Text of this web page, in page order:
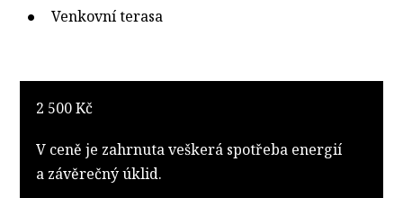
Venkovní terasa
2 500 Kč
V ceně je zahrnuta veškerá spotřeba energií
a závěrečný úklid.